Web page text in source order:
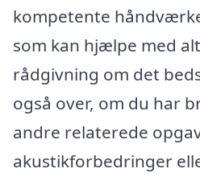
kompetente
som kan hjælpe med
rådgivning om det
også over, om du har
andre relaterede
akustikforbedringer